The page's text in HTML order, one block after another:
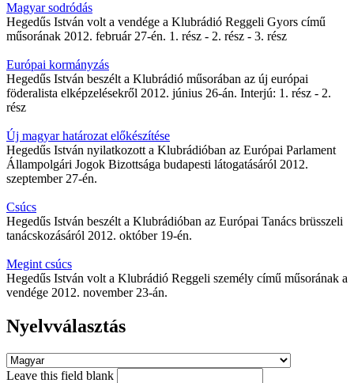
Magyar sodródás
Hegedűs István volt a vendége a Klubrádió Reggeli Gyors című
műsorának 2012. február 27-én. 1. rész - 2. rész - 3. rész
Európai kormányzás
Hegedűs István beszélt a Klubrádió műsorában az új európai
föderalista elképzelésekről 2012. június 26-án. Interjú: 1. rész - 2.
rész
Új magyar határozat előkészítése
Hegedűs István nyilatkozott a Klubrádióban az Európai Parlament
Állampolgári Jogok Bizottsága budapesti látogatásáról 2012.
szeptember 27-én.
Csúcs
Hegedűs István beszélt a Klubrádióban az Európai Tanács brüsszeli
tanácskozásáról 2012. október 19-én.
Megint csúcs
Hegedűs István volt a Klubrádió Reggeli személy című műsorának a
vendége 2012. november 23-án.
Nyelvválasztás
Leave this field blank